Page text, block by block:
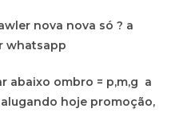
nova nova só ? a
whatsapp
abaixo ombro = p,m,g a
hoje promoção,